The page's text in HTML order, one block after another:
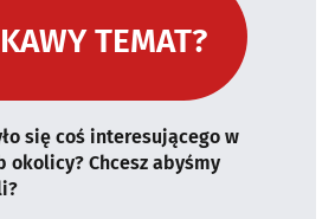
TEMAT?
się coś interesującego w
okolicy? Chcesz abyśmy